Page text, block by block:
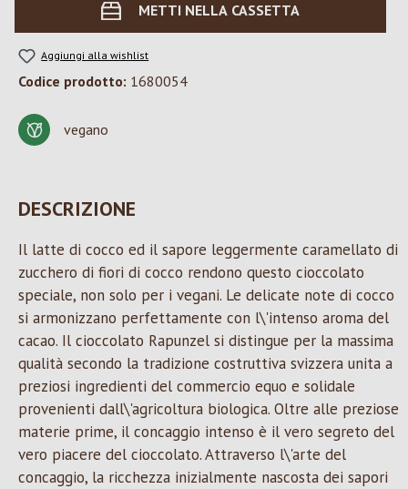
METTI NELLA CASSETTA
Aggiungi alla wishlist
Codice prodotto: 1680054
vegano
DESCRIZIONE
Il latte di cocco ed il sapore leggermente caramellato di
zucchero di fiori di cocco rendono questo cioccolato
speciale, non solo per i vegani. Le delicate note di cocco
si armonizzano perfettamente con l\'intenso aroma del
cacao. Il cioccolato Rapunzel si distingue per la massima
qualità secondo la tradizione costruttiva svizzera unita a
preziosi ingredienti del commercio equo e solidale
provenienti dall\'agricoltura biologica. Oltre alle preziose
materie prime, il concaggio intenso è il vero segreto del
vero piacere del cioccolato. Attraverso l\'arte del
concaggio, la ricchezza inizialmente nascosta dei sapori